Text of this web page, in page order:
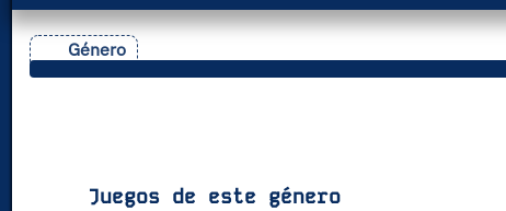
Género
Juegos de este género